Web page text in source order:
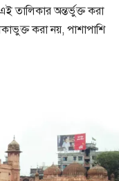
তালিকার অন্তর্ভুক্ত করা
করা নয়, পাশাপাশি